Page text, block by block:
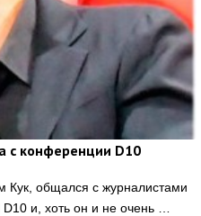
с конференции D10
Кук, общался с журналистами
и, хоть он и не очень …